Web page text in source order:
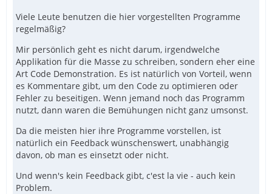
Viele Leute benutzen die hier vorgestellten Programme
regelmäßig?
Mir persönlich geht es nicht darum, irgendwelche
Applikation für die Masse zu schreiben, sondern eher eine
Art Code Demonstration. Es ist natürlich von Vorteil, wenn
es Kommentare gibt, um den Code zu optimieren oder
Fehler zu beseitigen. Wenn jemand noch das Programm
nutzt, dann waren die Bemühungen nicht ganz umsonst.
Da die meisten hier ihre Programme vorstellen, ist
natürlich ein Feedback wünschenswert, unabhängig
davon, ob man es einsetzt oder nicht.
Und wenn's kein Feedback gibt, c'est la vie - auch kein
Problem.